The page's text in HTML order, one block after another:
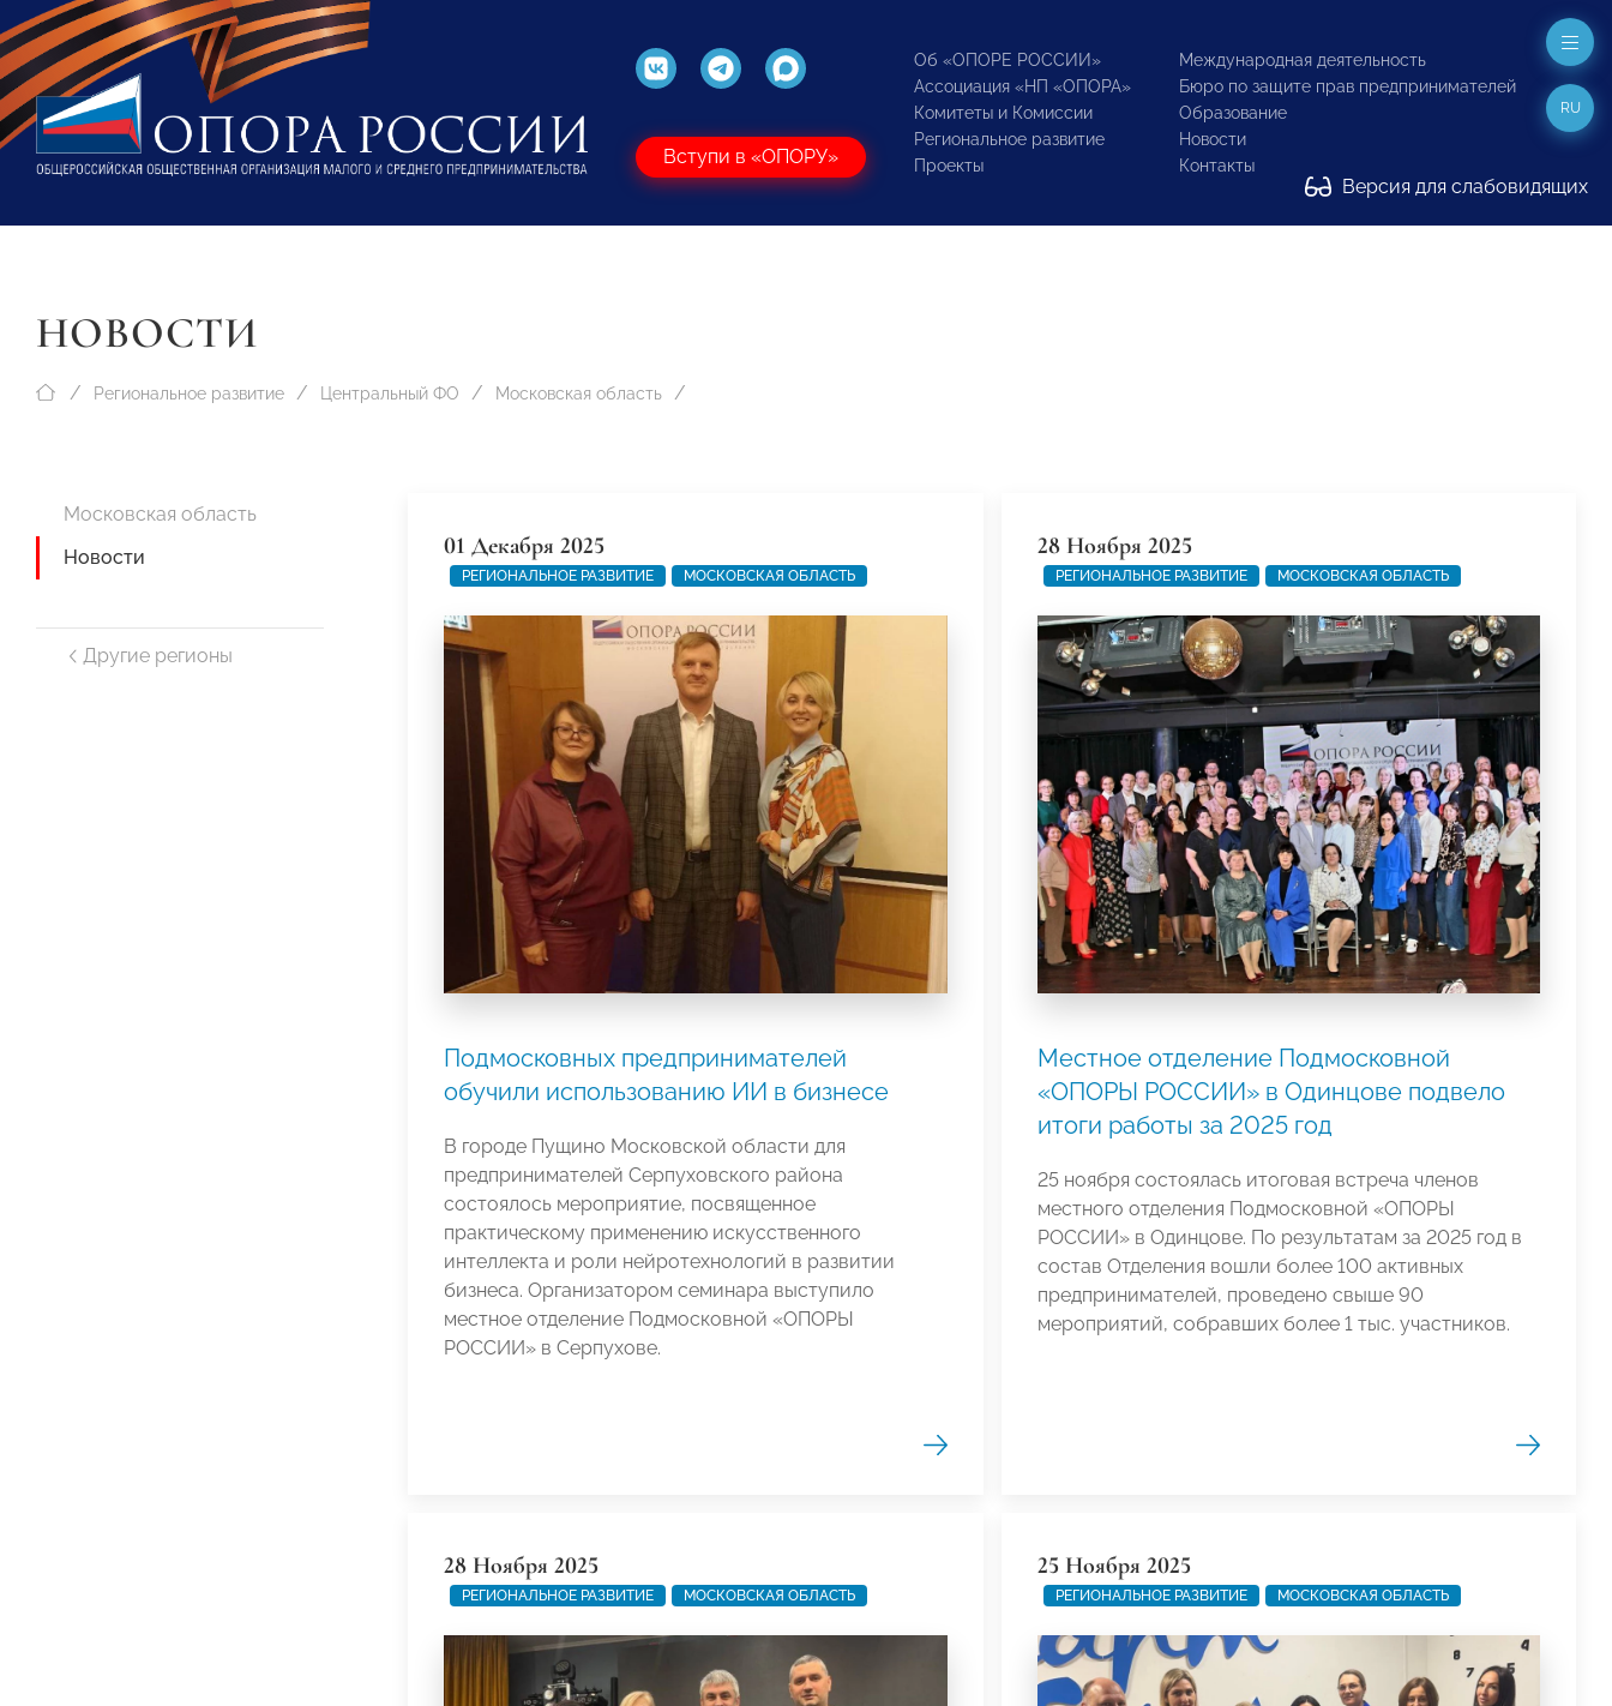
Вступи в «ОПОРУ»
Об «ОПОРЕ РОССИИ»
Ассоциация «НП «ОПОРА»
Комитеты и Комиссии
Региональное развитие
Проекты
Международная деятельность
Бюро по защите прав предпринимателей
Образование
Новости
Контакты
Версия для слабовидящих
RU
НОВОСТИ
Региональное развитие Центральный ФО Московская область
Московская область
Новости
Другие регионы
01 Декабря 2025
РЕГИОНАЛЬНОЕ РАЗВИТИЕ МОСКОВСКАЯ ОБЛАСТЬ
Подмосковных предпринимателей
обучили использованию ИИ в бизнесе
В городе Пущино Московской области для
предпринимателей Серпуховского района
состоялось мероприятие, посвященное
практическому применению искусственного
интеллекта и роли нейротехнологий в развитии
бизнеса. Организатором семинара выступило
местное отделение Подмосковной «ОПОРЫ
РОССИИ» в Серпухове.
28 Ноября 2025
РЕГИОНАЛЬНОЕ РАЗВИТИЕ МОСКОВСКАЯ ОБЛАСТЬ
Местное отделение Подмосковной
«ОПОРЫ РОССИИ» в Одинцове подвело
итоги работы за 2025 год
25 ноября состоялась итоговая встреча членов
местного отделения Подмосковной «ОПОРЫ
РОССИИ» в Одинцове. По результатам за 2025 год в
состав Отделения вошли более 100 активных
предпринимателей, проведено свыше 90
мероприятий, собравших более 1 тыс. участников.
28 Ноября 2025
РЕГИОНАЛЬНОЕ РАЗВИТИЕ МОСКОВСКАЯ ОБЛАСТЬ
25 Ноября 2025
РЕГИОНАЛЬНОЕ РАЗВИТИЕ МОСКОВСКАЯ ОБЛАСТЬ